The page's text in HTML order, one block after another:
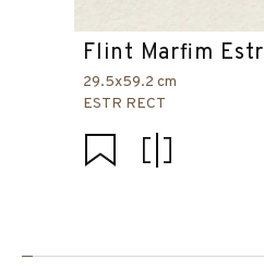
Flint Marfim Estr
29.5x59.2 cm
ESTR RECT